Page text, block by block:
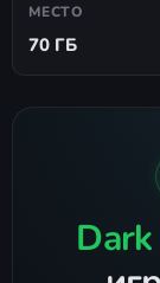
МЕСТО
70 ГБ